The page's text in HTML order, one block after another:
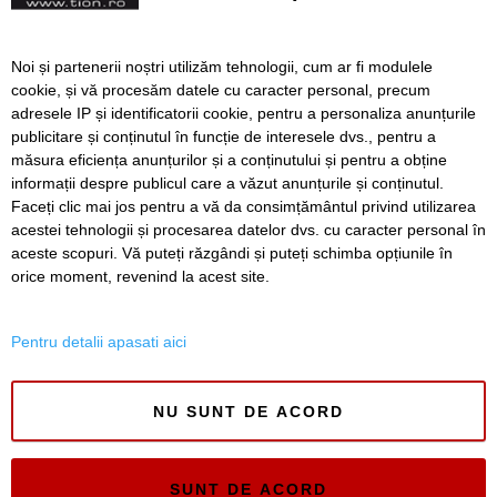
VIDEO. Atac în Amsterdam:
cel puțin cinci persoane au
fost înjunghiate. Suspectul,
reținut
Înapoi Înainte
SERVICII Redactia
Folosinta Cookie-urilor
Noi și partenerii noștri utilizăm tehnologii, cum ar fi modulele
cookie, și vă procesăm datele cu caracter personal, precum
adresele IP și identificatorii cookie, pentru a personaliza anunțurile
publicitare și conținutul în funcție de interesele dvs., pentru a
măsura eficiența anunțurilor și a conținutului și pentru a obține
informații despre publicul care a văzut anunțurile și conținutul.
Faceți clic mai jos pentru a vă da consimțământul privind utilizarea
acestei tehnologii și procesarea datelor dvs. cu caracter personal în
aceste scopuri. Vă puteți răzgândi și puteți schimba opțiunile în
orice moment, revenind la acest site.
Pentru detalii apasati aici
NU SUNT DE ACORD
SUNT DE ACORD